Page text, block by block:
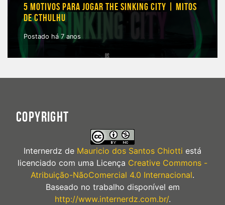
5 MOTIVOS PARA JOGAR THE SINKING CITY | MITOS
DE CTHULHU
Postado há 7 anos
COPYRIGHT
Internerdz de Mauricio dos Santos Chiotti está
licenciado com uma Licença Creative Commons -
Atribuição-NãoComercial 4.0 Internacional.
Baseado no trabalho disponível em
http://www.internerdz.com.br/.